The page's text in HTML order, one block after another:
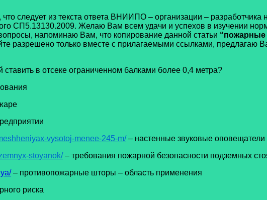
следует из текста ответа ВНИИПО – организации –
СП5.13130.2009. Желаю Вам всем удачи и успехов в изучении
напоминаю Вам, что копирование данной статьи “пожарные
разрешено только вместе с прилагаемыми ссылками, предлагаю
в отсеке ограниченном балками более 0,4 метра?
vysotoj-menee-245-m/– настенные звуковые
stoyanok/– требования пожарной безопасности подземных
– противопожарные шторы – область применения
риска